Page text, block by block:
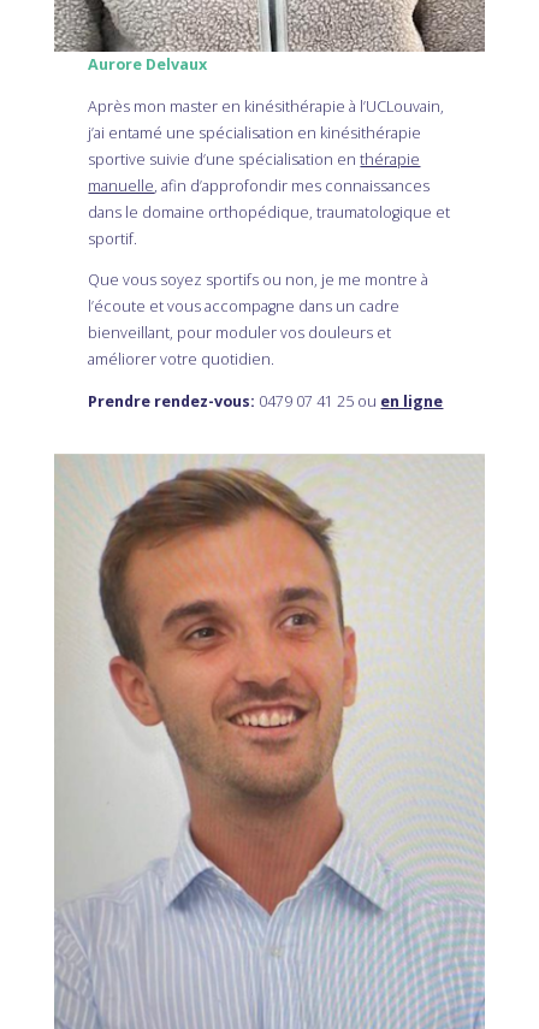
Aurore Delvaux
Après mon master en kinésithérapie à l’UCLouvain,
j’ai entamé une spécialisation en kinésithérapie
sportive suivie d’une spécialisation enthérapie
manuelle, afin d’approfondir mes connaissances
dans le domaine orthopédique, traumatologique et
sportif.
Que vous soyez sportifs ou non, je me montre à
l’écoute et vous accompagne dans un cadre
bienveillant, pour moduler vos douleurs et
améliorer votre quotidien.
Prendre rendez-vous: 0479 07 41 25 ou en ligne